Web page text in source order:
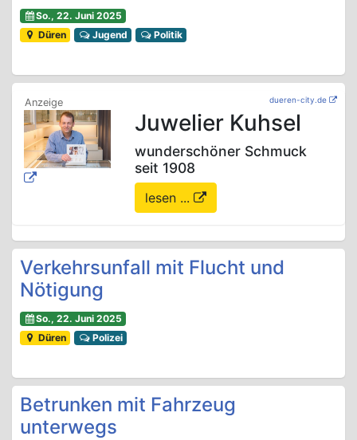
So., 22. Juni 2025
Düren
Jugend Politik
dueren-city.de
Juwelier Kuhsel
wunderschöner Schmuck
seit 1908
lesen ...
Verkehrsunfall mit Flucht und
Nötigung
So., 22. Juni 2025
Düren
Polizei
Betrunken mit Fahrzeug
unterwegs